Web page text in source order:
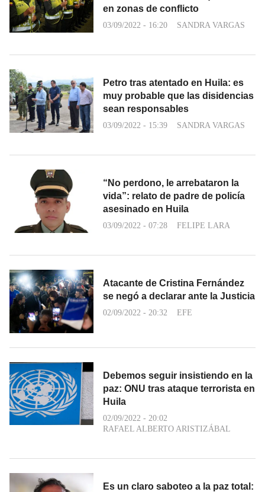
en zonas de conflicto
03/09/2022 - 16:20 SANDRA VARGAS
Petro tras atentado en Huila: es
muy probable que las disidencias
sean responsables
03/09/2022 - 15:39 SANDRA VARGAS
“No perdono, le arrebataron la
vida”: relato de padre de policía
asesinado en Huila
03/09/2022 - 07:28 FELIPE LARA
Atacante de Cristina Fernández
se negó a declarar ante la Justicia
02/09/2022 - 20:32 EFE
Debemos seguir insistiendo en la
paz: ONU tras ataque terrorista en
Huila
02/09/2022 - 20:02
RAFAEL ALBERTO ARISTIZÁBAL
Es un claro saboteo a la paz total: